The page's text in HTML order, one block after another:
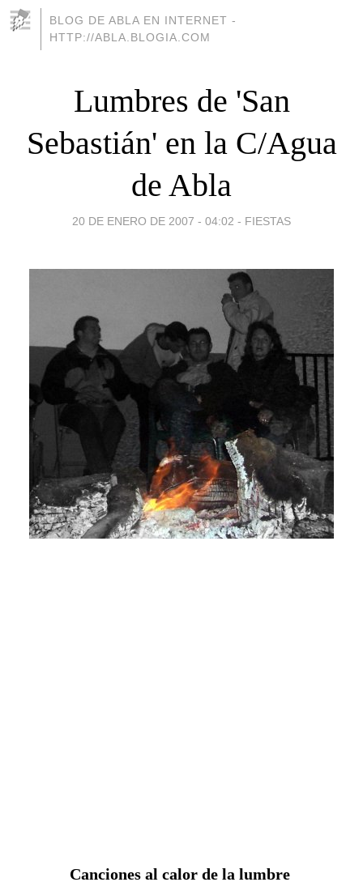
BLOG DE ABLA EN INTERNET -
HTTP://ABLA.BLOGIA.COM
Lumbres de 'San
Sebastián' en la C/Agua
de Abla
20 DE ENERO DE 2007 - 04:02 - FIESTAS
Canciones al calor de la lumbre